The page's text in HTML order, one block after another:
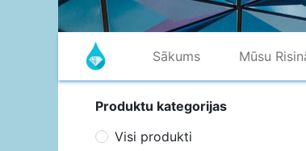
Sākums Mūsu
Produktu kategorijas
Visi produkti